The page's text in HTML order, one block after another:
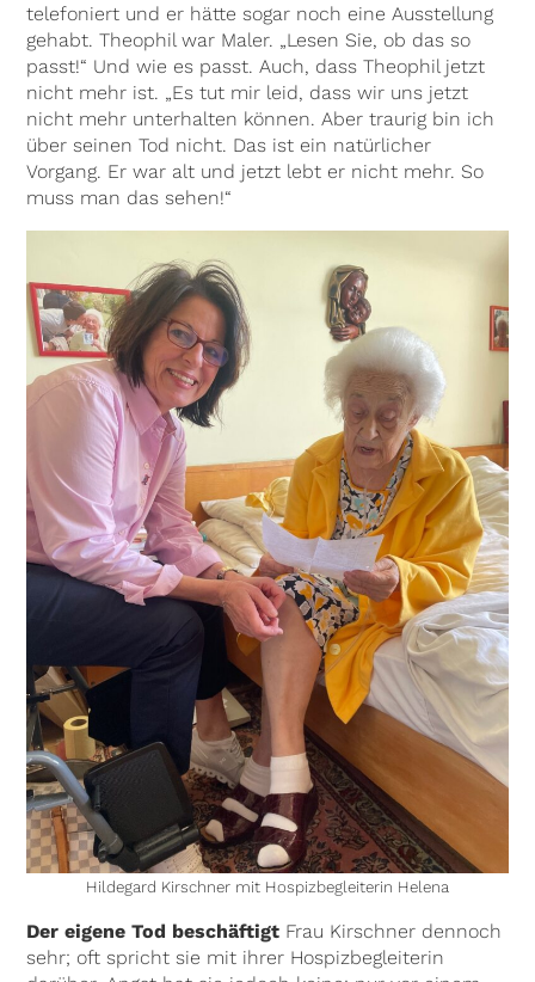
telefoniert und er hätte sogar noch eine Ausstellung
gehabt. Theophil war Maler. „Lesen Sie, ob das so
passt!“ Und wie es passt. Auch, dass Theophil jetzt
nicht mehr ist. „Es tut mir leid, dass wir uns jetzt
nicht mehr unterhalten können. Aber traurig bin ich
über seinen Tod nicht. Das ist ein natürlicher
Vorgang. Er war alt und jetzt lebt er nicht mehr. So
muss man das sehen!“
Hildegard Kirschner mit Hospizbegleiterin Helena
Der eigene Tod beschäftigt Frau Kirschner dennoch
sehr; oft spricht sie mit ihrer Hospizbegleiterin